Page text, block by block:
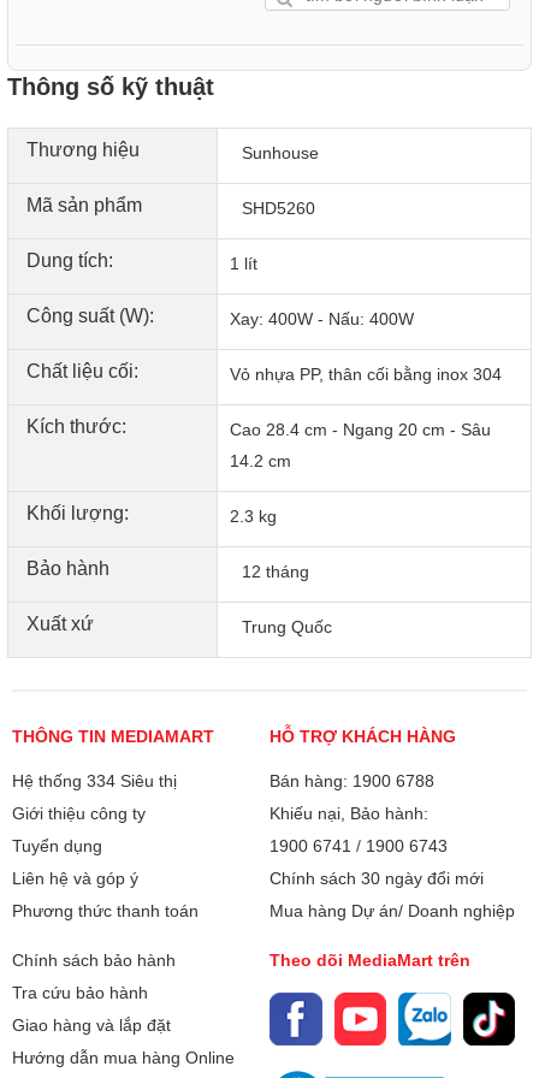
Thông số kỹ thuật
Thương hiệu Sunhouse
Mã sản phẩm SHD5260
Dung tích: 1 lít
Công suất (W): Xay: 400W - Nấu: 400W
Chất liệu cối: Vỏ nhựa PP, thân cối bằng inox 304
Kích thước:
Cao 28.4 cm - Ngang 20 cm - Sâu
14.2 cm
Khối lượng: 2.3 kg
Bảo hành 12 tháng
Xuất xứ Trung Quốc
THÔNG TIN MEDIAMART
Hệ thống 334 Siêu thị
Giới thiệu công ty
Tuyển dụng
Liên hệ và góp ý
Phương thức thanh toán
HỖ TRỢ KHÁCH HÀNG
Bán hàng: 1900 6788
Khiếu nại, Bảo hành:
1900 6741 / 1900 6743
Chính sách 30 ngày đổi mới
Mua hàng Dự án/ Doanh nghiệp
Chính sách bảo hành
Tra cứu bảo hành
Giao hàng và lắp đặt
Hướng dẫn mua hàng Online
Theo dõi MediaMart trên